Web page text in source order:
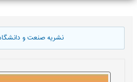
نشریه صنعت و دانشگاه